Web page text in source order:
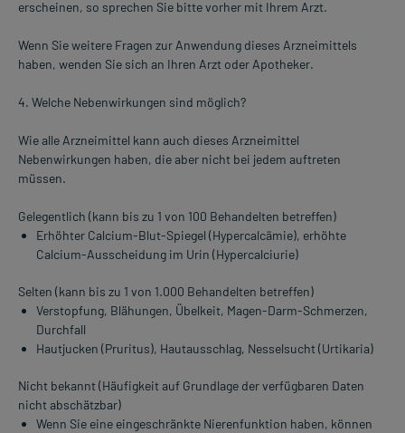
erscheinen, so sprechen Sie bitte vorher mit Ihrem Arzt.
Wenn Sie weitere Fragen zur Anwendung dieses Arzneimittels
haben, wenden Sie sich an Ihren Arzt oder Apotheker.
4. Welche Nebenwirkungen sind möglich?
Wie alle Arzneimittel kann auch dieses Arzneimittel
Nebenwirkungen haben, die aber nicht bei jedem auftreten
müssen.
Gelegentlich (kann bis zu 1 von 100 Behandelten betreffen)
Erhöhter Calcium-Blut-Spiegel (Hypercalcämie), erhöhte
Calcium-Ausscheidung im Urin (Hypercalciurie)
Selten (kann bis zu 1 von 1.000 Behandelten betreffen)
Verstopfung, Blähungen, Übelkeit, Magen-Darm-Schmerzen,
Durchfall
Hautjucken (Pruritus), Hautausschlag, Nesselsucht (Urtikaria)
Nicht bekannt (Häufigkeit auf Grundlage der verfügbaren Daten
nicht abschätzbar)
Wenn Sie eine eingeschränkte Nierenfunktion haben, können